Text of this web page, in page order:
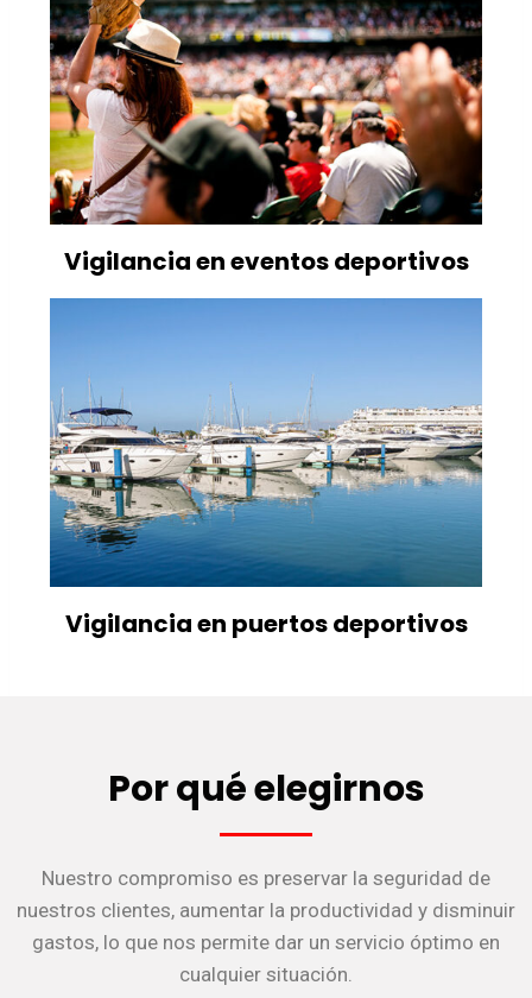
Vigilancia en eventos deportivos
Vigilancia en puertos deportivos
Por qué elegirnos
Nuestro compromiso es preservar la seguridad de
nuestros clientes, aumentar la productividad y disminuir
gastos, lo que nos permite dar un servicio óptimo en
cualquier situación.